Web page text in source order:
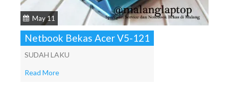
May 11
Netbook Bekas Acer V5-121
SUDAH LAKU
Read More